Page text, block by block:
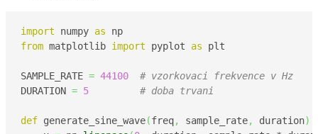
import numpy as
from matplotlib import pyplot as plt
SAMPLE_RATE = 44100
# vzorkovaci frekvence v Hz
DURATION = 5 # doba trvani
def generate_sine_wave(freq, sample_rate, duration)